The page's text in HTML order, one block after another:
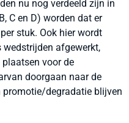
nu nog verdeeld zijn in
C en D) worden dat er
stuk. Ook hier wordt
wedstrijden afgewerkt,
voor de
doorgaan naar de
degradatie blijven